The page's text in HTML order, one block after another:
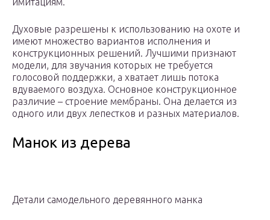
Духовые разрешены к использованию на охоте и
имеют множество вариантов исполнения и
конструкционных решений. Лучшими признают
модели, для звучания которых не требуется
голосовой поддержки, а хватает лишь потока
вдуваемого воздуха. Основное конструкционное
различие – строение мембраны. Она делается из
одного или двух лепестков и разных материалов.
Манок из дерева
Детали самодельного деревянного манка